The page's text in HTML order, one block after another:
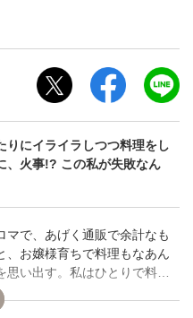
りにイライラしつつ料理をし
、火事!? この私が失敗なん
で、あげく通販で余計なも
、お嬢様育ちで料理もなあん
い出す。私はひとりで料理
の人たちは何も出来ないのか
らを揚げていたら、ちょっ